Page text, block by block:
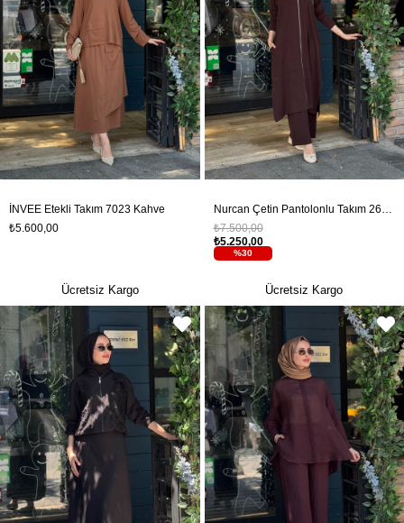
İNVEE Etekli Takım 7023 Kahve
₺5.600,00
Ücretsiz Kargo
%30
₺5.250,00
₺7.500,00
Ücretsiz Kargo